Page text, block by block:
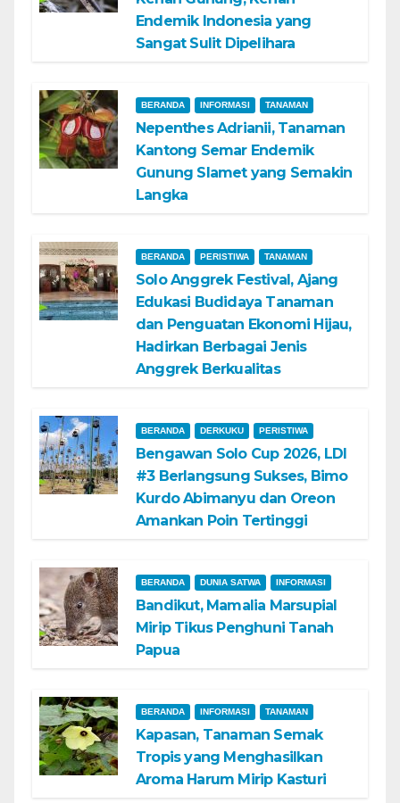
Endemik Indonesia yang
Sangat Sulit Dipelihara
BERANDA INFORMASI TANAMAN
Nepenthes Adrianii, Tanaman
Kantong Semar Endemik
Gunung Slamet yang Semakin
Langka
BERANDA PERISTIWA TANAMAN
Solo Anggrek Festival, Ajang
Edukasi Budidaya Tanaman
dan Penguatan Ekonomi Hijau,
Hadirkan Berbagai Jenis
Anggrek Berkualitas
BERANDA DERKUKU PERISTIWA
Bengawan Solo Cup 2026, LDI
#3 Berlangsung Sukses, Bimo
Kurdo Abimanyu dan Oreon
Amankan Poin Tertinggi
BERANDA DUNIA SATWA INFORMASI
Bandikut, Mamalia Marsupial
Mirip Tikus Penghuni Tanah
Papua
BERANDA INFORMASI TANAMAN
Kapasan, Tanaman Semak
Tropis yang Menghasilkan
Aroma Harum Mirip Kasturi